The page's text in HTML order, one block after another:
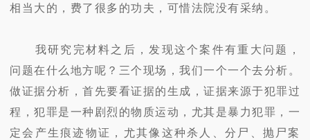
相当大的，费了很多的功夫，可惜法院没有采纳。
我研究完材料之后，发现这个案件有重大问题，
问题在什么地方呢？三个现场，我们一个一个去分析。
做证据分析，首先要看证据的生成，证据来源于犯罪过
程，犯罪是一种剧烈的物质运动，尤其是暴力犯罪，一
定会产生痕迹物证，尤其像这种杀人、分尸、抛尸案